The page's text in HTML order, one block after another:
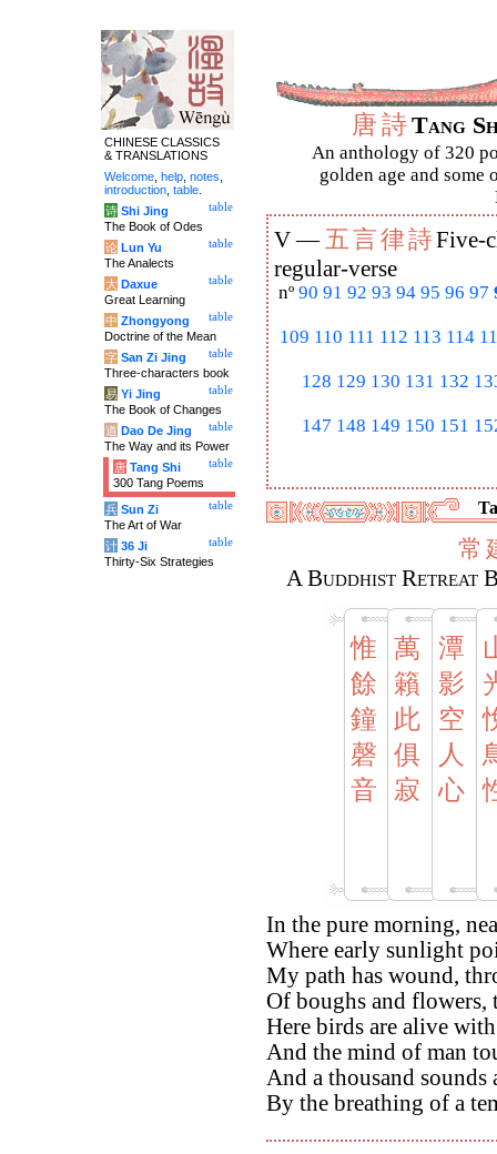
唐詩Tang
An anthology of 320
golden age and some
V —五言律詩Five-
regular-verse
nº 90 91 92 93 94 95 96 97
109 110 111 112 113 114
128 129 130 131 132
147 148 149 150 151
常
A Buddhist Retreat
惟
餘
鐘
磬
音
萬
籟
此
俱
寂
潭
影
空
人
心
In the pure morning,
Where early sunlight
My path has wound,
Of boughs and flowers,
Here birds are alive
And the mind of man
And a thousand sounds
By the breathing of a
CHINESE CLASSICS
& TRANSLATIONS
Welcome help notes
introduction table
table
诗 Shi Jing
The Book of Odes
table
论 Lun Yu
The Analects
table
大 Daxue
Great Learning
table
中 Zhongyong
Doctrine of the Mean
table
字 San Zi Jing
Three-characters book
table
易 Yi Jing
The Book of Changes
table
道 Dao De Jing
The Way and its Power
table
唐 Tang Shi
300 Tang Poems
table
兵 Sun Zi
The Art of War
table
计 36 Ji
Thirty-Six Strategies